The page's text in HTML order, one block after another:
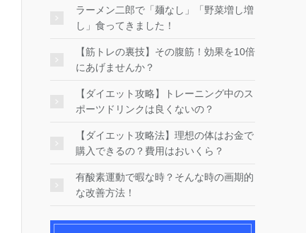
ラーメン二郎で「麺なし」「野菜増し増
し」食ってきました！
【筋トレの裏技】その腹筋！効果を10倍
にあげませんか？
【ダイエット攻略】トレーニング中のス
ポーツドリンクは良くないの？
【ダイエット攻略法】理想の体はお金で
購入できるの？費用はおいくら？
有酸素運動で暇な時？そんな時の画期的
な改善方法！